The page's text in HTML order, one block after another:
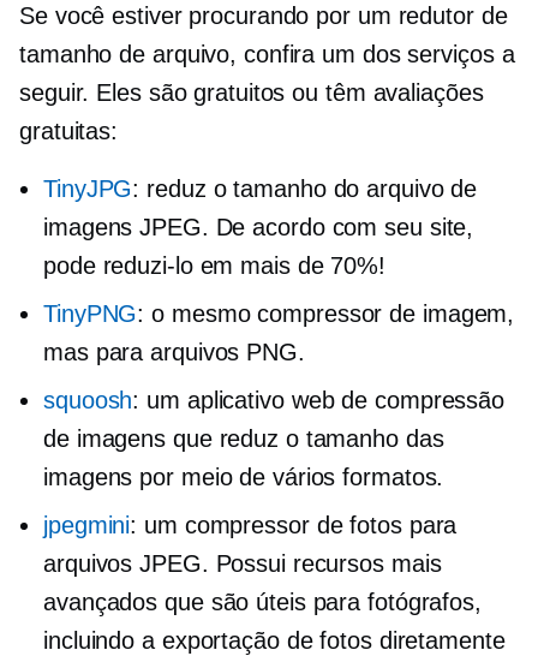
Se você estiver procurando por um redutor de
tamanho de arquivo, confira um dos serviços a
seguir. Eles são gratuitos ou têm avaliações
gratuitas:
TinyJPG: reduz o tamanho do arquivo de
imagens JPEG. De acordo com seu site,
pode reduzi-lo em mais de 70%!
TinyPNG: o mesmo compressor de imagem,
mas para arquivos PNG.
squoosh: um aplicativo web de compressão
de imagens que reduz o tamanho das
imagens por meio de vários formatos.
jpegmini: um compressor de fotos para
arquivos JPEG. Possui recursos mais
avançados que são úteis para fotógrafos,
incluindo a exportação de fotos diretamente